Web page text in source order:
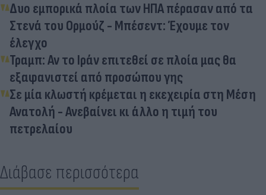
Δυο εμπορικά πλοία των ΗΠΑ πέρασαν από τα
Στενά του Ορμούζ - Μπέσεντ: Έχουμε τον
έλεγχο
Τραμπ: Αν το Ιράν επιτεθεί σε πλοία μας θα
εξαφανιστεί από προσώπου γης
Σε μία κλωστή κρέμεται η εκεχειρία στη Μέση
Ανατολή - Ανεβαίνει κι άλλο η τιμή του
πετρελαίου
Διάβασε περισσότερα